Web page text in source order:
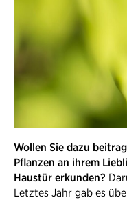
Wollen Sie dazu
Pflanzen an ihrem
Haustür erkunden?
Letztes Jahr gab es